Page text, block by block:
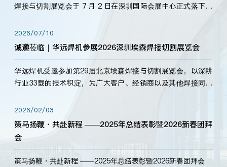
焊接与切割展览会于 7 月 2 日在深圳国际会展中心正式落下帷
标准，持之以恒研发新产品、新技术。新老客户、行业伙伴、
海内外客户为目睹公司发布的新产…
2026/07/10
诚邀莅临｜华远焊机参展2026深圳埃森焊接切割展览会
华远焊机受邀参加第29届北京埃森焊接与切割展览会，以深耕
行业33载的技术积淀，为广大客户、经销商以及其他焊接同仁
2026/02/03
策马扬鞭・共赴新程 ——2025年总结表彰暨2026新春团拜
会
策马扬鞭・共赴新程 ——2025年总结表彰暨2026新春团拜会